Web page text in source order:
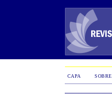
CAPA SOBRE